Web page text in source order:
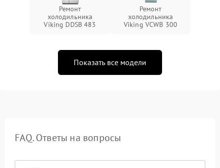
Ремонт
холодильника
Viking DDSB 483
Ремонт
холодильника
Viking VCWB 300
Показать все модели
FAQ. Ответы на вопросы